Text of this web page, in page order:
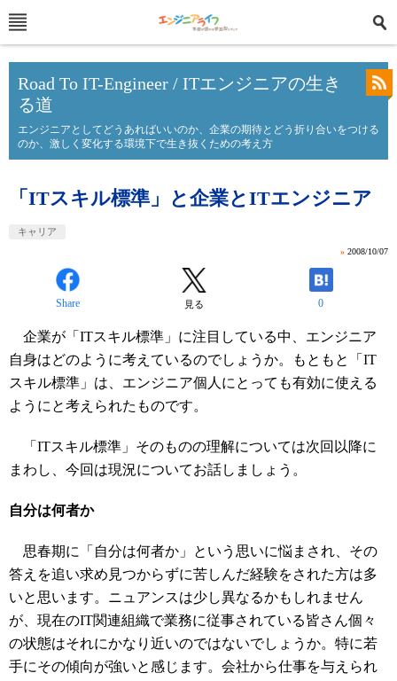
Road To IT-Engineer / ITエンジニアの生き
る道
エンジニアとしてどうあればいいのか、企業の期待とどう折り合いをつける
のか、激しく変化する環境下で生き抜くための考え方
「ITスキル標準」と企業とITエンジニア
キャリア
» 2008/10/07
Share 見る 0
企業が「ITスキル標準」に注目している中、エンジニア
自身はどのように考えているのでしょうか。もともと「IT
スキル標準」は、エンジニア個人にとっても有効に使える
ようにと考えられたものです。
「ITスキル標準」そのものの理解については次回以降に
まわし、今回は現況についてお話しましょう。
自分は何者か
思春期に「自分は何者か」という思いに悩まされ、その
答えを追い求め見つからずに苦しんだ経験をされた方は多
いと思います。ニュアンスは少し異なるかもしれません
が、現在のIT関連組織で業務に従事されている皆さん個々
の状態はそれにかなり近いのではないでしょうか。特に若
手にその傾向が強いと感じます。会社から仕事を与えられ